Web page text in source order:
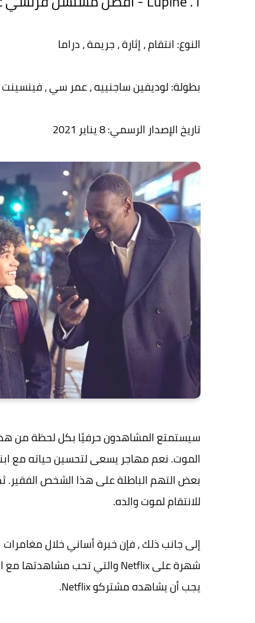
النوع: انتقام ، إثارة ، جريمة ، دراما
بطولة: لوديفين ساجنييه ، عمر سي ، فينسينت
تاريخ الإصدار الرسمي: 8 يناير 2021
سيستمتع المشاهدون حرفيًا بكل لحظة من
الموت. نعم مهاجر يسعى لتحسين حياته مع
بعض التهم الباطلة على هذا الشخص الفقير.
للانتقام لموت والده.
إلى جانب ذلك ، فإن خبرة أساني خلال مغامرات
يجب أن يشاهده مشتركو Netflix.